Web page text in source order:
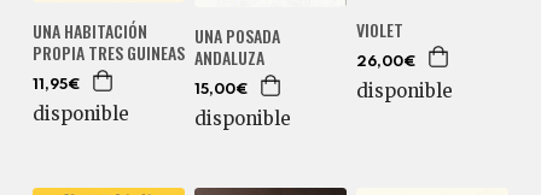
UNA HABITACIÓN
PROPIA TRES GUINEAS
11,95€
disponible
UNA POSADA
ANDALUZA
15,00€
disponible
VIOLET
26,00€
disponible